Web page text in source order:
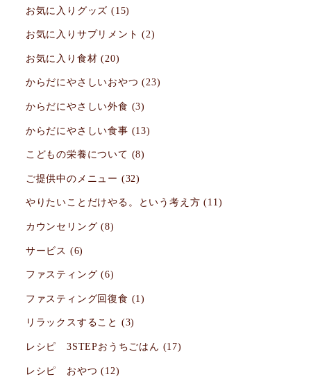
お気に入りグッズ (15)
お気に入りサプリメント (2)
お気に入り食材 (20)
からだにやさしいおやつ (23)
からだにやさしい外食 (3)
からだにやさしい食事 (13)
こどもの栄養について (8)
ご提供中のメニュー (32)
やりたいことだけやる。という考え方 (11)
カウンセリング (8)
サービス (6)
ファスティング (6)
ファスティング回復食 (1)
リラックスすること (3)
レシピ 3STEPおうちごはん (17)
レシピ おやつ (12)